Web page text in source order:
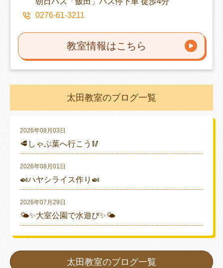
0276-61-3211
教室情報はこちら
太田教室のブログ一覧
2026年08月03日
🥩しゃぶ葉へ行こう🥢
2026年08月01日
🍛ハヤシライス作り🍛
2026年07月29日
🌤✨大室公園で水遊び✨🌤
太田教室のブログ一覧